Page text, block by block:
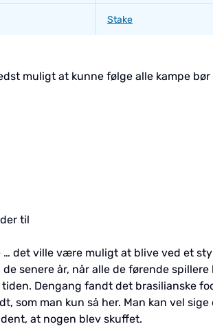
Stake
muligt at kunne følge alle kampe
til
det ville være muligt at blive ved et
senere år, når alle de førende
Dengang fandt det brasilianske
som man kun så her. Man kan vel
at nogen blev skuffet.